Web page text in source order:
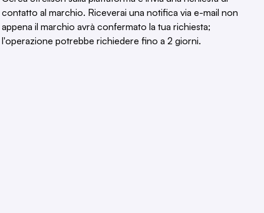
contatto al marchio. Riceverai una notifica via e-mail non
appena il marchio avrà confermato la tua richiesta;
l'operazione potrebbe richiedere fino a 2 giorni.